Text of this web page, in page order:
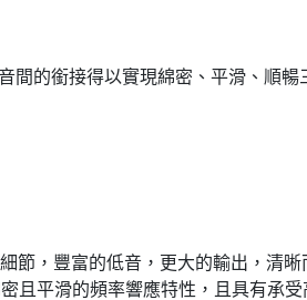
間的銜接得以實現綿密、平滑、順暢
節，豐富的低音，更大的輸出，清晰
且平滑的頻率響應特性，且具有承受